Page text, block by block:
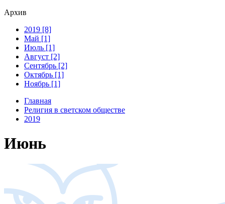
Архив
2019 [8]
Май [1]
Июль [1]
Август [2]
Сентябрь [2]
Октябрь [1]
Ноябрь [1]
Главная
Религия в светском обществе
2019
Июнь